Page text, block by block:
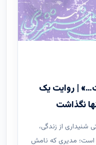
| روایت یک
نگذاشت
از زندگی،
است؛ مدیری که نامش